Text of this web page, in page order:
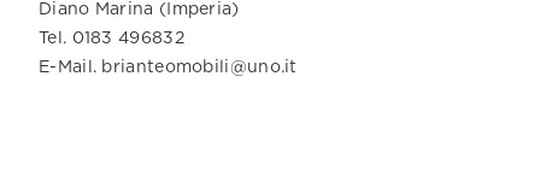
Diano Marina (Imperia)
Tel. 0183 496832
E-Mail. brianteomobili@uno.it